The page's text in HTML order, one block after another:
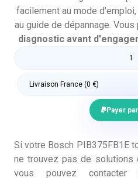
facilement au mode
au guide de dépannage.
disgnostic avant
Payer
Si votre Bosch PIB375FB1E
ne trouvez pas de solutions
vous pouvez contacter